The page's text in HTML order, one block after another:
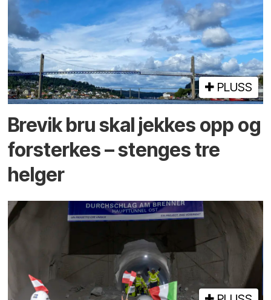
PLUSS
Brevik bru skal jekkes opp og
forsterkes – stenges tre
helger